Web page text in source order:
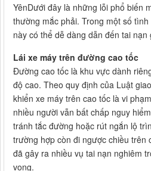
YênDưới đây là những lỗi phổ biến
thường mắc phải. Trong một số
này có thể dễ dàng dẫn đến tai nạn
Lái xe máy trên đường cao tốc
Đường cao tốc là khu vực dành
độ cao. Theo quy định của Luật
khiển xe máy trên cao tốc là vi
nhiều người vẫn bất chấp nguy
tránh tắc đường hoặc rút ngắn lộ
trường hợp còn đi ngược chiều trên
đã gây ra nhiều vụ tai nạn nghiêm
vong.